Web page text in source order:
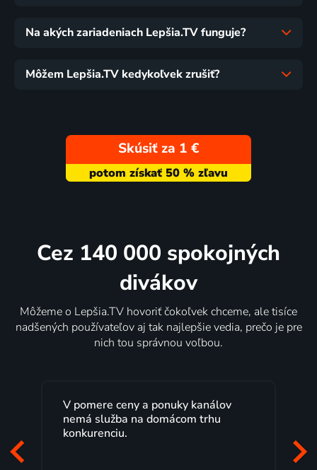
Na akých zariadeniach Lepšia.TV funguje?
Môžem Lepšia.TV kedykoľvek zrušiť?
Skúsiť za 1 €
Cez 140 000 spokojných
divákov
Môžeme o Lepšia.TV hovoriť čokoľvek chceme, ale tisíce
nadšených používateľov aj tak najlepšie vedia, prečo je pre
nich tou správnou voľbou.
V pomere ceny a ponuky kanálov
nemá služba na domácom trhu
konkurenciu.
to,